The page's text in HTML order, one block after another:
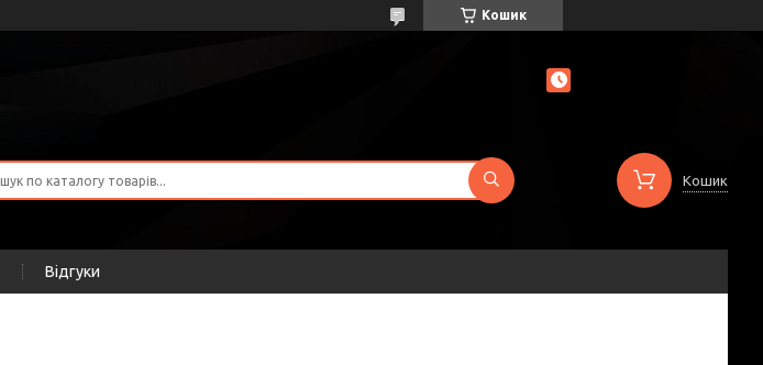
Кошик
Кошик
Відгуки